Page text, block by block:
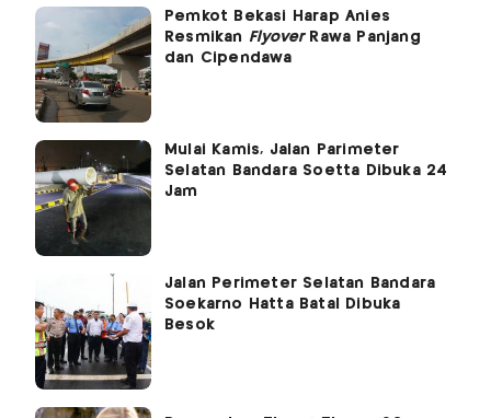
Pemkot Bekasi Harap Anies
Resmikan FlyoverRawa Panjang
dan Cipendawa
Mulai Kamis, Jalan Parimeter
Selatan Bandara Soetta Dibuka 24
Jam
Jalan Perimeter Selatan Bandara
Soekarno Hatta Batal Dibuka
Besok